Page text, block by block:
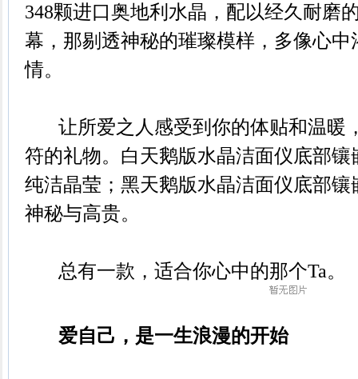
348颗进口奥地利水晶，配以经久耐磨
幕，那剔透神秘的璀璨模样，多像心
情。
让所爱之人感受到你的体贴和温暖
符的礼物。白天鹅版水晶洁面仪底部
纯洁晶莹；黑天鹅版水晶洁面仪底部
神秘与高贵。
总有一款，适合你心中的那个Ta。
爱自己，是一生浪漫的开始